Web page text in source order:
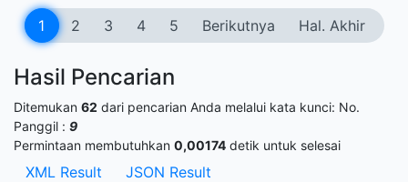
1 2 3 4 5 Berikutnya Hal. Akhir
Hasil Pencarian
Ditemukan 62 dari pencarian Anda melalui kata kunci: No.
Panggil : 9
Permintaan membutuhkan 0,00174 detik untuk selesai
XML Result JSON Result